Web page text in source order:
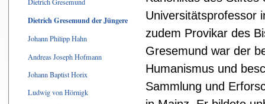
Dietrich Gresemund der Jüngere
Johann Philipp Hahn
Andreas Joseph Hofmann
Johann Baptist Horix
Ludwig von Hörnigk
Universitätsprofessor
zudem Provikar des
Gresemund war der
Humanismus und
Sammlung und